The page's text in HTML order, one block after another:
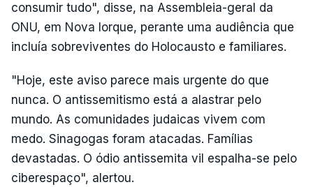
consumir tudo", disse, na Assembleia-geral da
ONU, em Nova Iorque, perante uma audiência que
incluía sobreviventes do Holocausto e familiares.
"Hoje, este aviso parece mais urgente do que
nunca. O antissemitismo está a alastrar pelo
mundo. As comunidades judaicas vivem com
medo. Sinagogas foram atacadas. Famílias
devastadas. O ódio antissemita vil espalha-se pelo
ciberespaço", alertou.